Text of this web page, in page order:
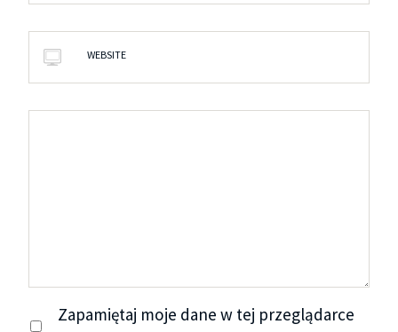
WEBSITE
Zapamiętaj moje dane w tej przeglądarce